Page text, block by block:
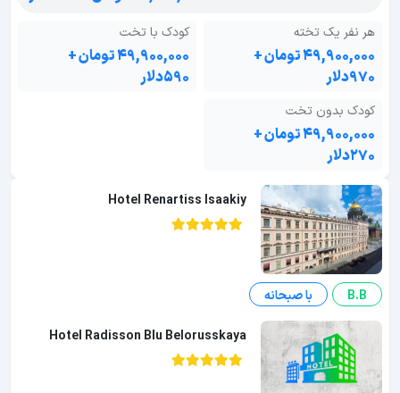
هر نفر یک تخته
۴۹,۹۰۰,۰۰۰ تومان +
۹۷۰دلار
کودک با تخت
۴۹,۹۰۰,۰۰۰ تومان +
۵۹۰دلار
کودک بدون تخت
۴۹,۹۰۰,۰۰۰ تومان +
۲۷۰دلار
Hotel Renartiss Isaakiy
B.B با صبحانه
Hotel Radisson Blu Belorusskaya